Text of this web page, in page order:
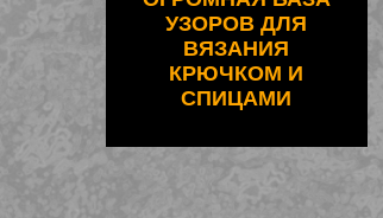
УЗОРОВ ДЛЯ
ВЯЗАНИЯ
КРЮЧКОМ И
СПИЦАМИ